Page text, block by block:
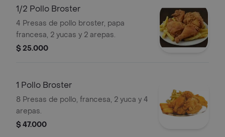
1/2 Pollo Broster
4 Presas de pollo broster, papa
francesa, 2 yucas y 2 arepas.
$ 25.000
1 Pollo Broster
8 Presas de pollo, francesa, 2 yuca y 4
arepas.
$ 47.000